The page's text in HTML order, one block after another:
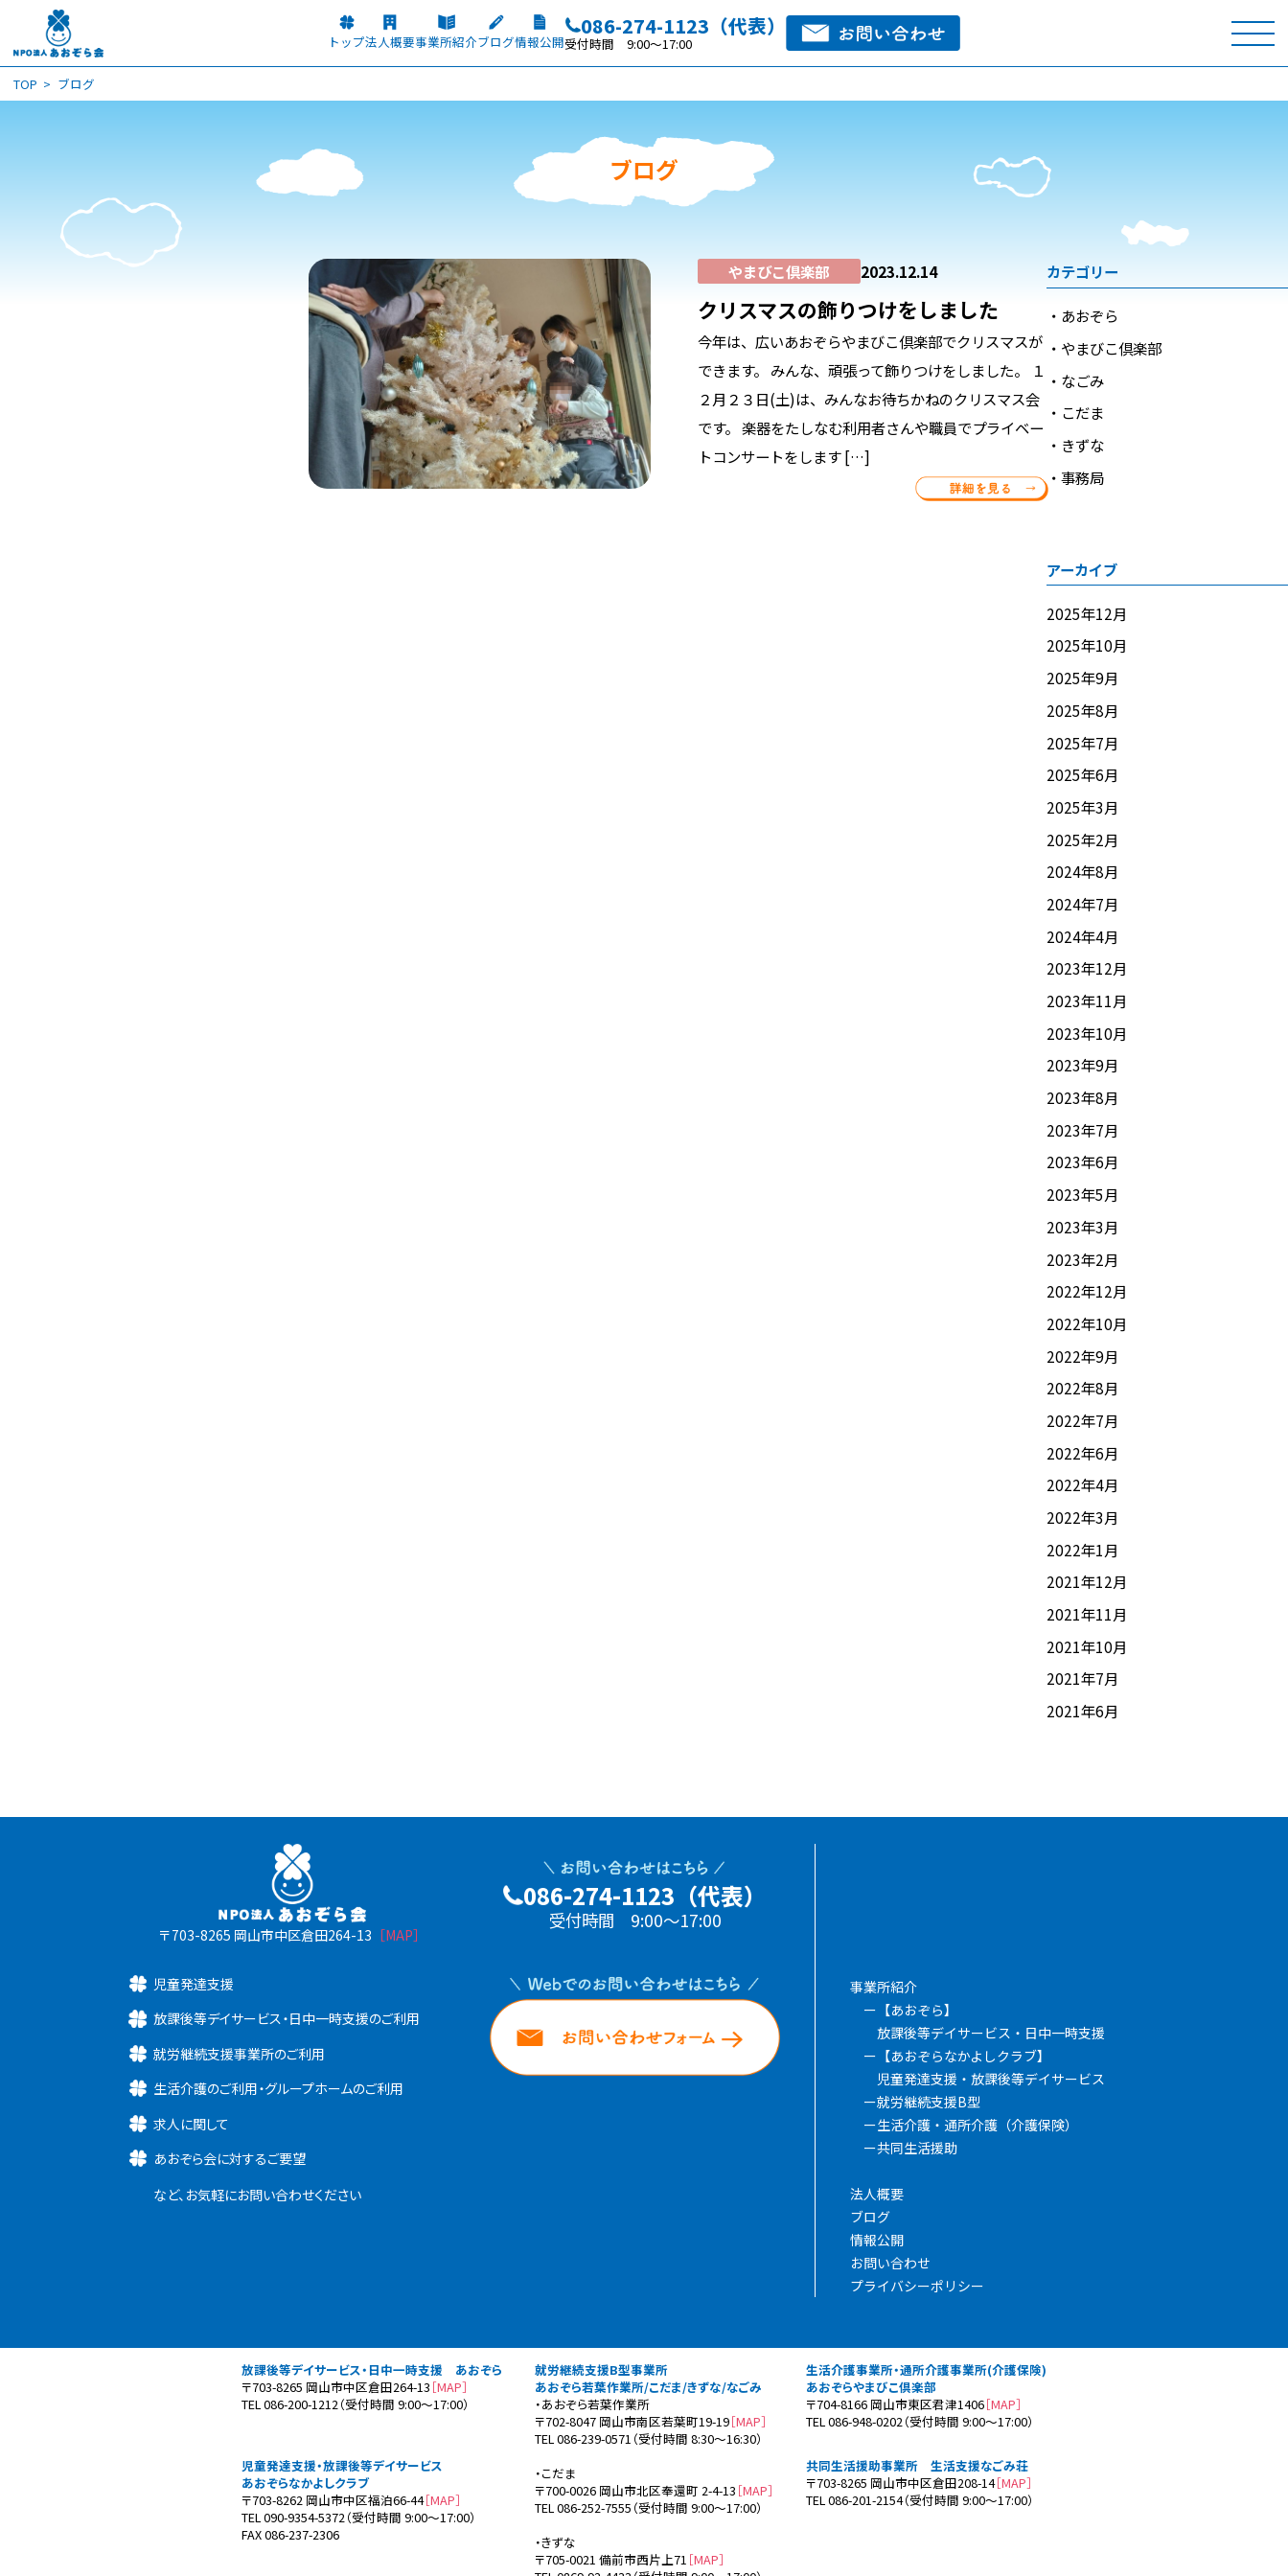
トップ法人概要事業所紹介ブログ情報公開
086-274-1123（代表）
受付時間 9:00～17:00
TOP ブログ
ブログ
やまびこ倶楽部 2023.12.14
クリスマスの飾りつけをしました
今年は、広いあおぞらやまびこ倶楽部でクリスマスが
できます。 みんな、頑張って飾りつけをしました。 １
２月２３日(土)は、みんなお待ちかねのクリスマス会
です。 楽器をたしなむ利用者さんや職員でプライベー
トコンサートをします […]
カテゴリー
あおぞら
やまびこ倶楽部
なごみ
こだま
きずな
事務局
アーカイブ
2025年12月
2025年10月
2025年9月
2025年8月
2025年7月
2025年6月
2025年3月
2025年2月
2024年8月
2024年7月
2024年4月
2023年12月
2023年11月
2023年10月
2023年9月
2023年8月
2023年7月
2023年6月
2023年5月
2023年3月
2023年2月
2022年12月
2022年10月
2022年9月
2022年8月
2022年7月
2022年6月
2022年4月
2022年3月
2022年1月
2021年12月
2021年11月
2021年10月
2021年7月
2021年6月
〒703-8265 岡山市中区倉田264-13 ［MAP］
児童発達支援
放課後等デイサービス・日中一時支援のご利用
就労継続支援事業所のご利用
生活介護のご利用・グループホームのご利用
求人に関して
あおぞら会に対するご要望
など、お気軽にお問い合わせください
086-274-1123（代表）
受付時間 9:00～17:00
事業所紹介
【あおぞら】
放課後等デイサービス・日中一時支援
【あおぞらなかよしクラブ】
児童発達支援・放課後等デイサービス
就労継続支援B型
生活介護・通所介護（介護保険）
共同生活援助
法人概要
ブログ
情報公開
お問い合わせ
プライバシーポリシー
放課後等デイサービス・日中一時支援 あおぞら
〒703-8265 岡山市中区倉田264-13 ［MAP］
TEL 086-200-1212（受付時間 9:00～17:00）
児童発達支援・放課後等デイサービス
あおぞらなかよしクラブ
〒703-8262 岡山市中区福泊66-44［MAP］
TEL 090-9354-5372（受付時間 9:00～17:00）
FAX 086-237-2306
就労継続支援B型事業所
あおぞら若葉作業所/こだま/きずな/なごみ
・あおぞら若葉作業所
〒702-8047 岡山市南区若葉町19-19［MAP］
TEL 086-239-0571（受付時間 8:30～16:30）
・こだま
〒700-0026 岡山市北区奉還町 2-4-13 ［MAP］
TEL 086-252-7555（受付時間 9:00～17:00）
・きずな
〒705-0021 備前市西片上71 ［MAP］
生活介護事業所・通所介護事業所(介護保険)
あおぞらやまびこ倶楽部
〒704-8166 岡山市東区君津1406［MAP］
TEL 086-948-0202（受付時間 9:00～17:00）
共同生活援助事業所 生活支援なごみ荘
〒703-8265 岡山市中区倉田208-14［MAP］
TEL 086-201-2154（受付時間 9:00～17:00）